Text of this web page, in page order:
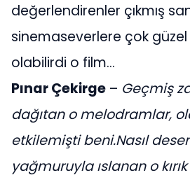
değerlendirenler çıkmış
sinemaseverlere çok
olabilirdi o film…
Pınar Çekirge – Geçmiş
dağıtan o melodramlar,
etkilemişti beni.Nasıl
yağmuruyla ıslanan o